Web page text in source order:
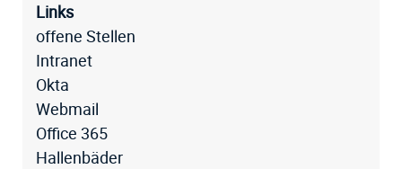
Links
offene Stellen
Intranet
Okta
Webmail
Office 365
Hallenbäder